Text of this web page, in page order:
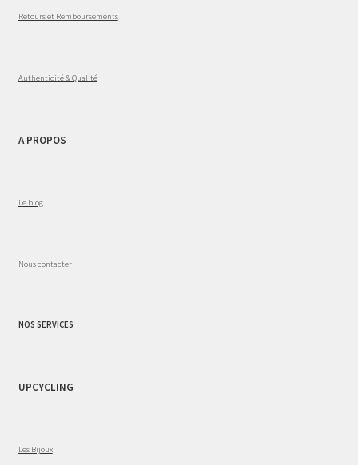
Retours et Remboursements
Authenticité & Qualité
A PROPOS
Le blog
Nous contacter
NOS SERVICES
UPCYCLING
Les Bijoux